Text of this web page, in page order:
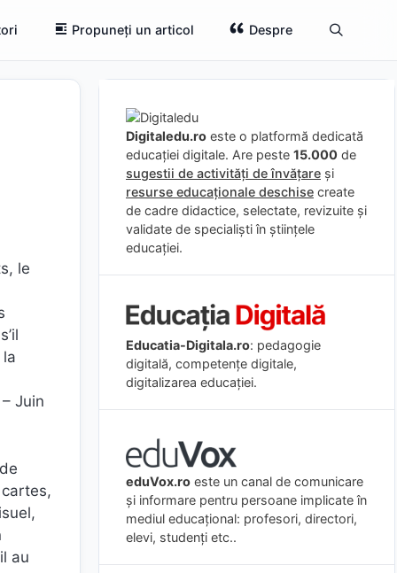
Propuneți un articol Despre
le
Juin
au
Digitaledu.ro este o platformă dedicată
educației digitale. Are peste 15.000 de
sugestii de activități de învățare și
resurse educaționale deschise create
de cadre didactice, selectate, revizuite și
validate de specialiști în științele
educației.
Educatia-Digitala.ro: pedagogie
digitală, competențe digitale,
digitalizarea educației.
eduVox.ro este un canal de comunicare
și informare pentru persoane implicate în
mediul educațional: profesori, directori,
elevi, studenți etc..